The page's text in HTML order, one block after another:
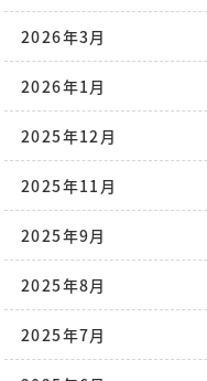
2026年3月
2026年1月
2025年12月
2025年11月
2025年9月
2025年8月
2025年7月